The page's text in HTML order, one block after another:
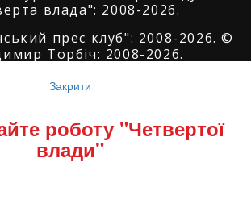
влада": 2008-2026.
прес клуб": 2008-2026. ©
Торбіч: 2008-2026.
SoftGroup
Reserved
Закрити
роботу "Четвертої
влади"